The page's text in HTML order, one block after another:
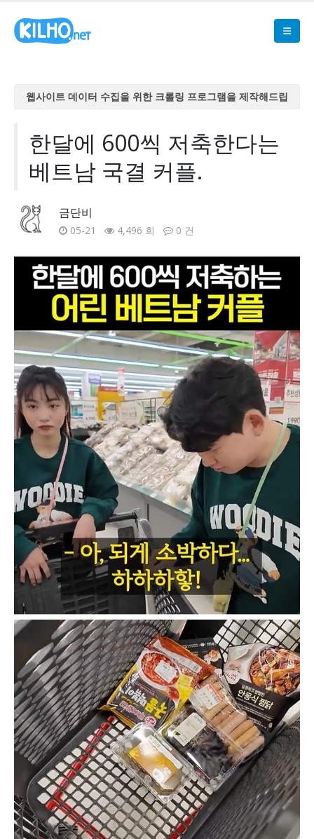
웹사이트 데이터 수집을 위한 크롤링 프로그램을 제작해드립
웹사이트 데이터 수집을 위한 크롤링 프로그램을 제작해드립
니다
웹사이트 데이터 수집을 위한 크롤링 프로그램을 제작해드립
웹사이트 데이터 수집을 위한 크롤링 프로그램을 제작해드립
니다
니다
한달에 600씩 저축한다는
베트남 국결 커플.
금단비
05-21 4,496 회 0 건